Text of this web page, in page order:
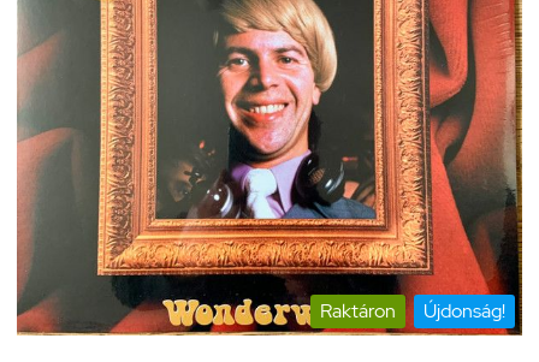
Raktáron Újdonság!